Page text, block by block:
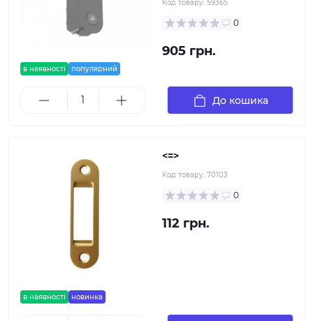
в наявності популярний
Код товару: 59365
0
905 грн.
До кошика
в наявності новинка
<=>
Код товару: 70103
0
112 грн.